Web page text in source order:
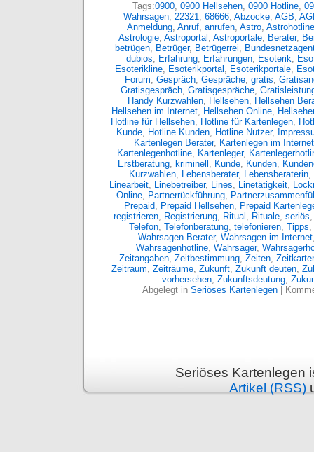
Tags:0900, 0900 Hellsehen, 0900 Hotline,
Wahrsagen, 22321, 68666, Abzocke, AGB,
Anmeldung, Anruf, anrufen, Astro, Astrohotline
Astrologie, Astroportal , Astroportale, Berater,
betrügen, Betrüger, Betrügerrei,
dubios, Erfahrung, Erfahrungen, Esoterik,
Esoterikline, Esoterikportal , Esoterikportale,
Forum, Gespräch, Gespräche, gratis,
Gratisgespräch, Gratisgespräche,
Handy Kurzwahlen, Hellsehen, Hellsehen
Hellsehen im Internet, Hellsehen Online, Hellseher
Hotline für Hellsehen, Hotline für Kartenlegen,
Kunde, Hotline Kunden, Hotline Nutzer,
Kartenlegen Berater, Kartenlegen im Internet
Kartenlegenhotline, Kartenleger,
Erstberatung, kriminell , Kunde, Kunden,
Kurzwahlen, Lebensberater, Lebensberaterin,
Linearbeit, Linebetreiber, Lines, Linetätigkeit,
Online, Partnerrückführung,
Prepaid, Prepaid Hellsehen, Prepaid
registrieren, Registrierung, Ritual , Rituale, seriös
Telefon, Telefonberatung, telefonieren, Tipps,
Wahrsagen Berater, Wahrsagen im Internet
Wahrsagenhotline, Wahrsager,
Zeitangaben, Zeitbestimmung, Zeiten,
Zeitraum, Zeiträume, Zukunft, Zukunft deuten,
vorhersehen, Zukunftsdeutung,
Abgelegt in Seriöses Kartenlegen|
Seriöses Kartenlegen
Artikel (RSS)